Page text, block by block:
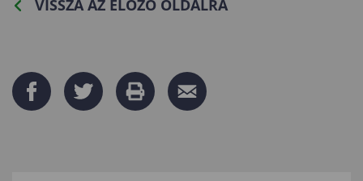
VISSZA AZ ELŐZŐ OLDALRA